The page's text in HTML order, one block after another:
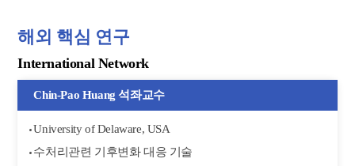
해외 핵심 연구
International Network
Chin-Pao Huang 석좌교수
University of Delaware, USA
수처리관련 기후변화 대응 기술